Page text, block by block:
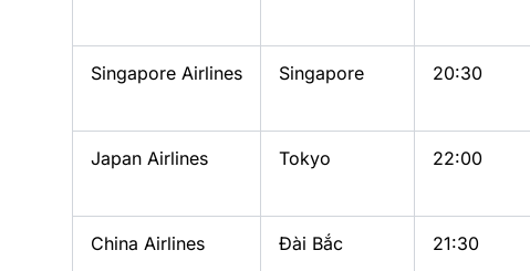
Singapore Airlines Singapore 20:30
Japan Airlines Tokyo 22:00
China Airlines Đài Bắc 21:30